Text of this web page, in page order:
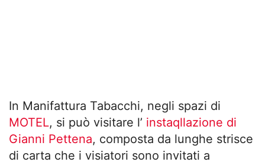
In Manifattura Tabacchi, negli spazi di
MOTEL, si può visitare l’ instaqllazione di
Gianni Pettena, composta da lunghe strisce
di carta che i visiatori sono invitati a